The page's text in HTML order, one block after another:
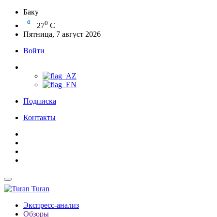
Баку
270 C
Пятница, 7 август 2026
Войти
Подписка
Контакты
Turan
Экспресс-анализ
Обзоры